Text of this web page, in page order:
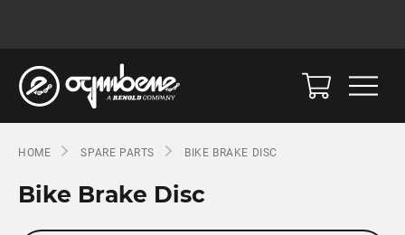
HOME SPARE PARTS BIKE BRAKE DISC
Bike Brake Disc